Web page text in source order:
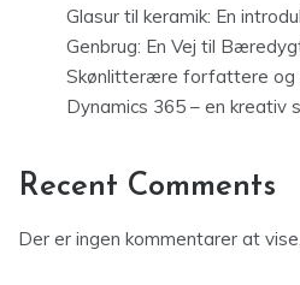
Glasur til keramik: En
Genbrug: En Vej til
Skønlitterære forfattere og
Dynamics 365 – en kreativ
Recent Comments
Der er ingen kommentarer at vise.